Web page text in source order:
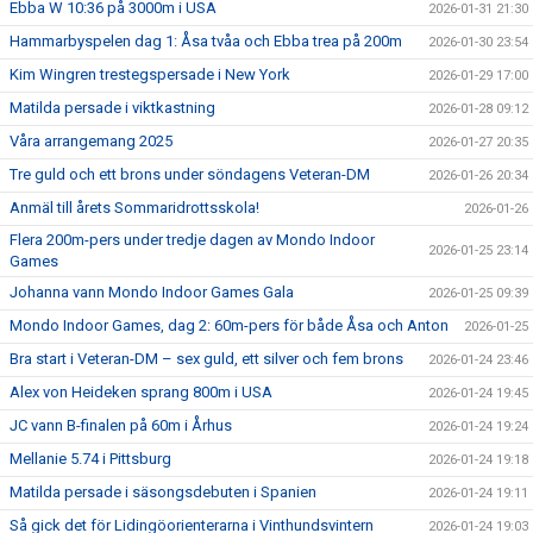
Ebba W 10:36 på 3000m i USA 2026-01-31 21:30
Hammarbyspelen dag 1: Åsa tvåa och Ebba trea på 200m 2026-01-30 23:54
Kim Wingren trestegspersade i New York 2026-01-29 17:00
Matilda persade i viktkastning 2026-01-28 09:12
Våra arrangemang 2025 2026-01-27 20:35
Tre guld och ett brons under söndagens Veteran-DM 2026-01-26 20:34
Anmäl till årets Sommaridrottsskola! 2026-01-26
Flera 200m-pers under tredje dagen av Mondo Indoor
Games
2026-01-25 23:14
Johanna vann Mondo Indoor Games Gala 2026-01-25 09:39
Mondo Indoor Games, dag 2: 60m-pers för både Åsa och Anton 2026-01-25
Bra start i Veteran-DM – sex guld, ett silver och fem brons 2026-01-24 23:46
Alex von Heideken sprang 800m i USA 2026-01-24 19:45
JC vann B-finalen på 60m i Århus 2026-01-24 19:24
Mellanie 5.74 i Pittsburg 2026-01-24 19:18
Matilda persade i säsongsdebuten i Spanien 2026-01-24 19:11
Så gick det för Lidingöorienterarna i Vinthundsvintern 2026-01-24 19:03